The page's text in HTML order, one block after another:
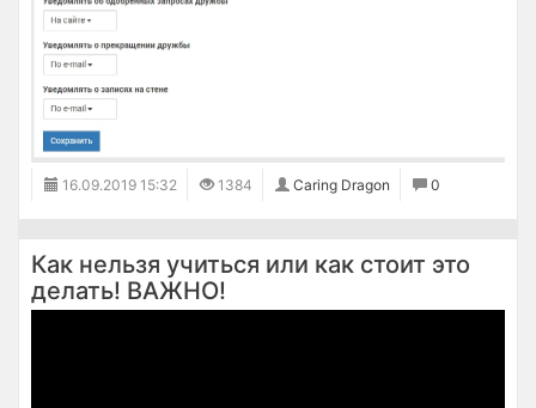
16.09.2019 15:32 1384 Caring Dragon 0
Как нельзя учиться или как стоит это
делать! ВАЖНО!